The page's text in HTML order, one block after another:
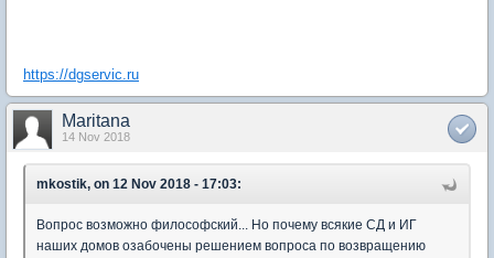
https://dgservic.ru
Maritana
14 Nov 2018
mkostik, on 12 Nov 2018 - 17:03:
Вопрос возможно философский... Но почему всякие СД и ИГ
наших домов озабочены решением вопроса по возвращению